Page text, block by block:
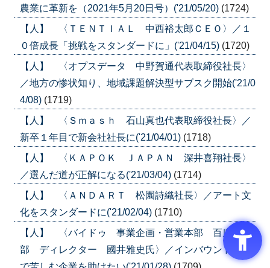
農業に革新を（2021年5月20日号）('21/05/20) (1724)
【人】 〈ＴＥＮＴＩＡＬ 中西裕太郎ＣＥＯ〉／１
０倍成長「挑戦をスタンダードに」('21/04/15) (1720)
【人】 〈オプスデータ 中野賀通代表取締役社長〉
／地方の惨状知り、地域課題解決型サブスク開始('21/0
4/08) (1719)
【人】 〈Ｓｍａｓｈ 石山真也代表取締役社長〉／
新卒１年目で新会社社長に('21/04/01) (1718)
【人】 〈ＫＡＰＯＫ ＪＡＰＡＮ 深井喜翔社長〉
／選んだ道が正解になる('21/03/04) (1714)
【人】 〈ＡＮＤＡＲＴ 松園詩織社長〉／アート文
化をスタンダードに('21/02/04) (1710)
【人】 〈バイドゥ 事業企画・営業本部 百度事業
部 ディレクター 國井雅史氏〉／インバウンド消滅